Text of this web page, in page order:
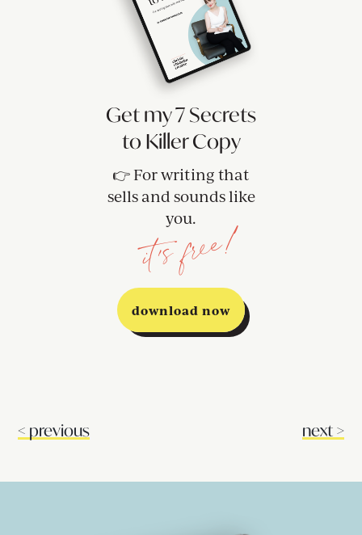
Get my 7 Secrets
to Killer Copy
👉 For writing that
sells and sounds like
you.
it's free!
download now
< previous next>